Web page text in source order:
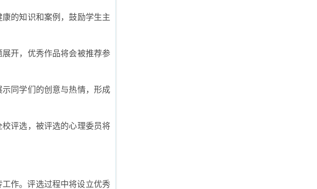
的知识和案例，鼓励学生主
开，优秀作品将会被推荐参
同学们的创意与热情，形成
评选，被评选的心理委员将
作。评选过程中将设立优秀